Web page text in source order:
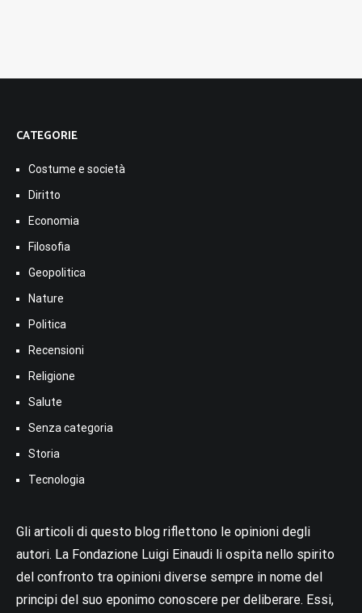
CATEGORIE
Costume e società
Diritto
Economia
Filosofia
Geopolitica
Nature
Politica
Recensioni
Religione
Salute
Senza categoria
Storia
Tecnologia
Gli articoli di questo blog riflettono le opinioni degli
autori. La Fondazione Luigi Einaudi li ospita nello spirito
del confronto tra opinioni diverse sempre in nome del
principi del suo eponimo conoscere per deliberare. Essi,